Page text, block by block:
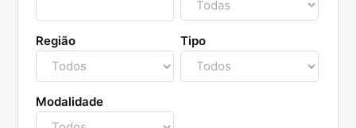
Região Tipo
Modalidade